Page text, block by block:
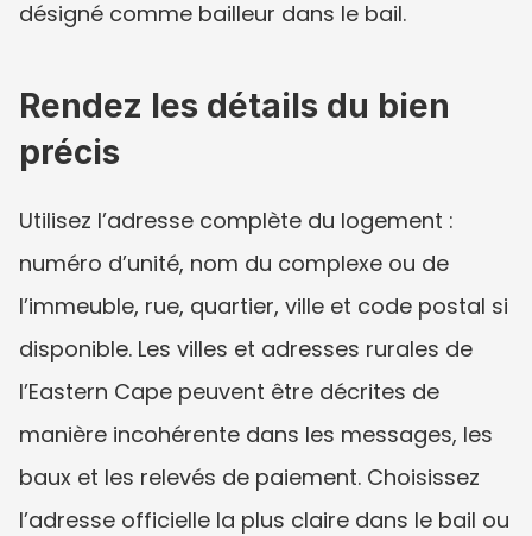
désigné comme bailleur dans le bail.
Rendez les détails du bien
précis
Utilisez l’adresse complète du logement :
numéro d’unité, nom du complexe ou de
l’immeuble, rue, quartier, ville et code postal si
disponible. Les villes et adresses rurales de
l’Eastern Cape peuvent être décrites de
manière incohérente dans les messages, les
baux et les relevés de paiement. Choisissez
l’adresse officielle la plus claire dans le bail ou